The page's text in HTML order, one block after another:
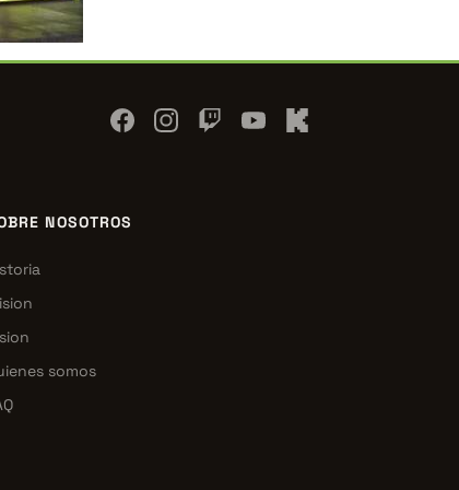
NOSOTROS
somos